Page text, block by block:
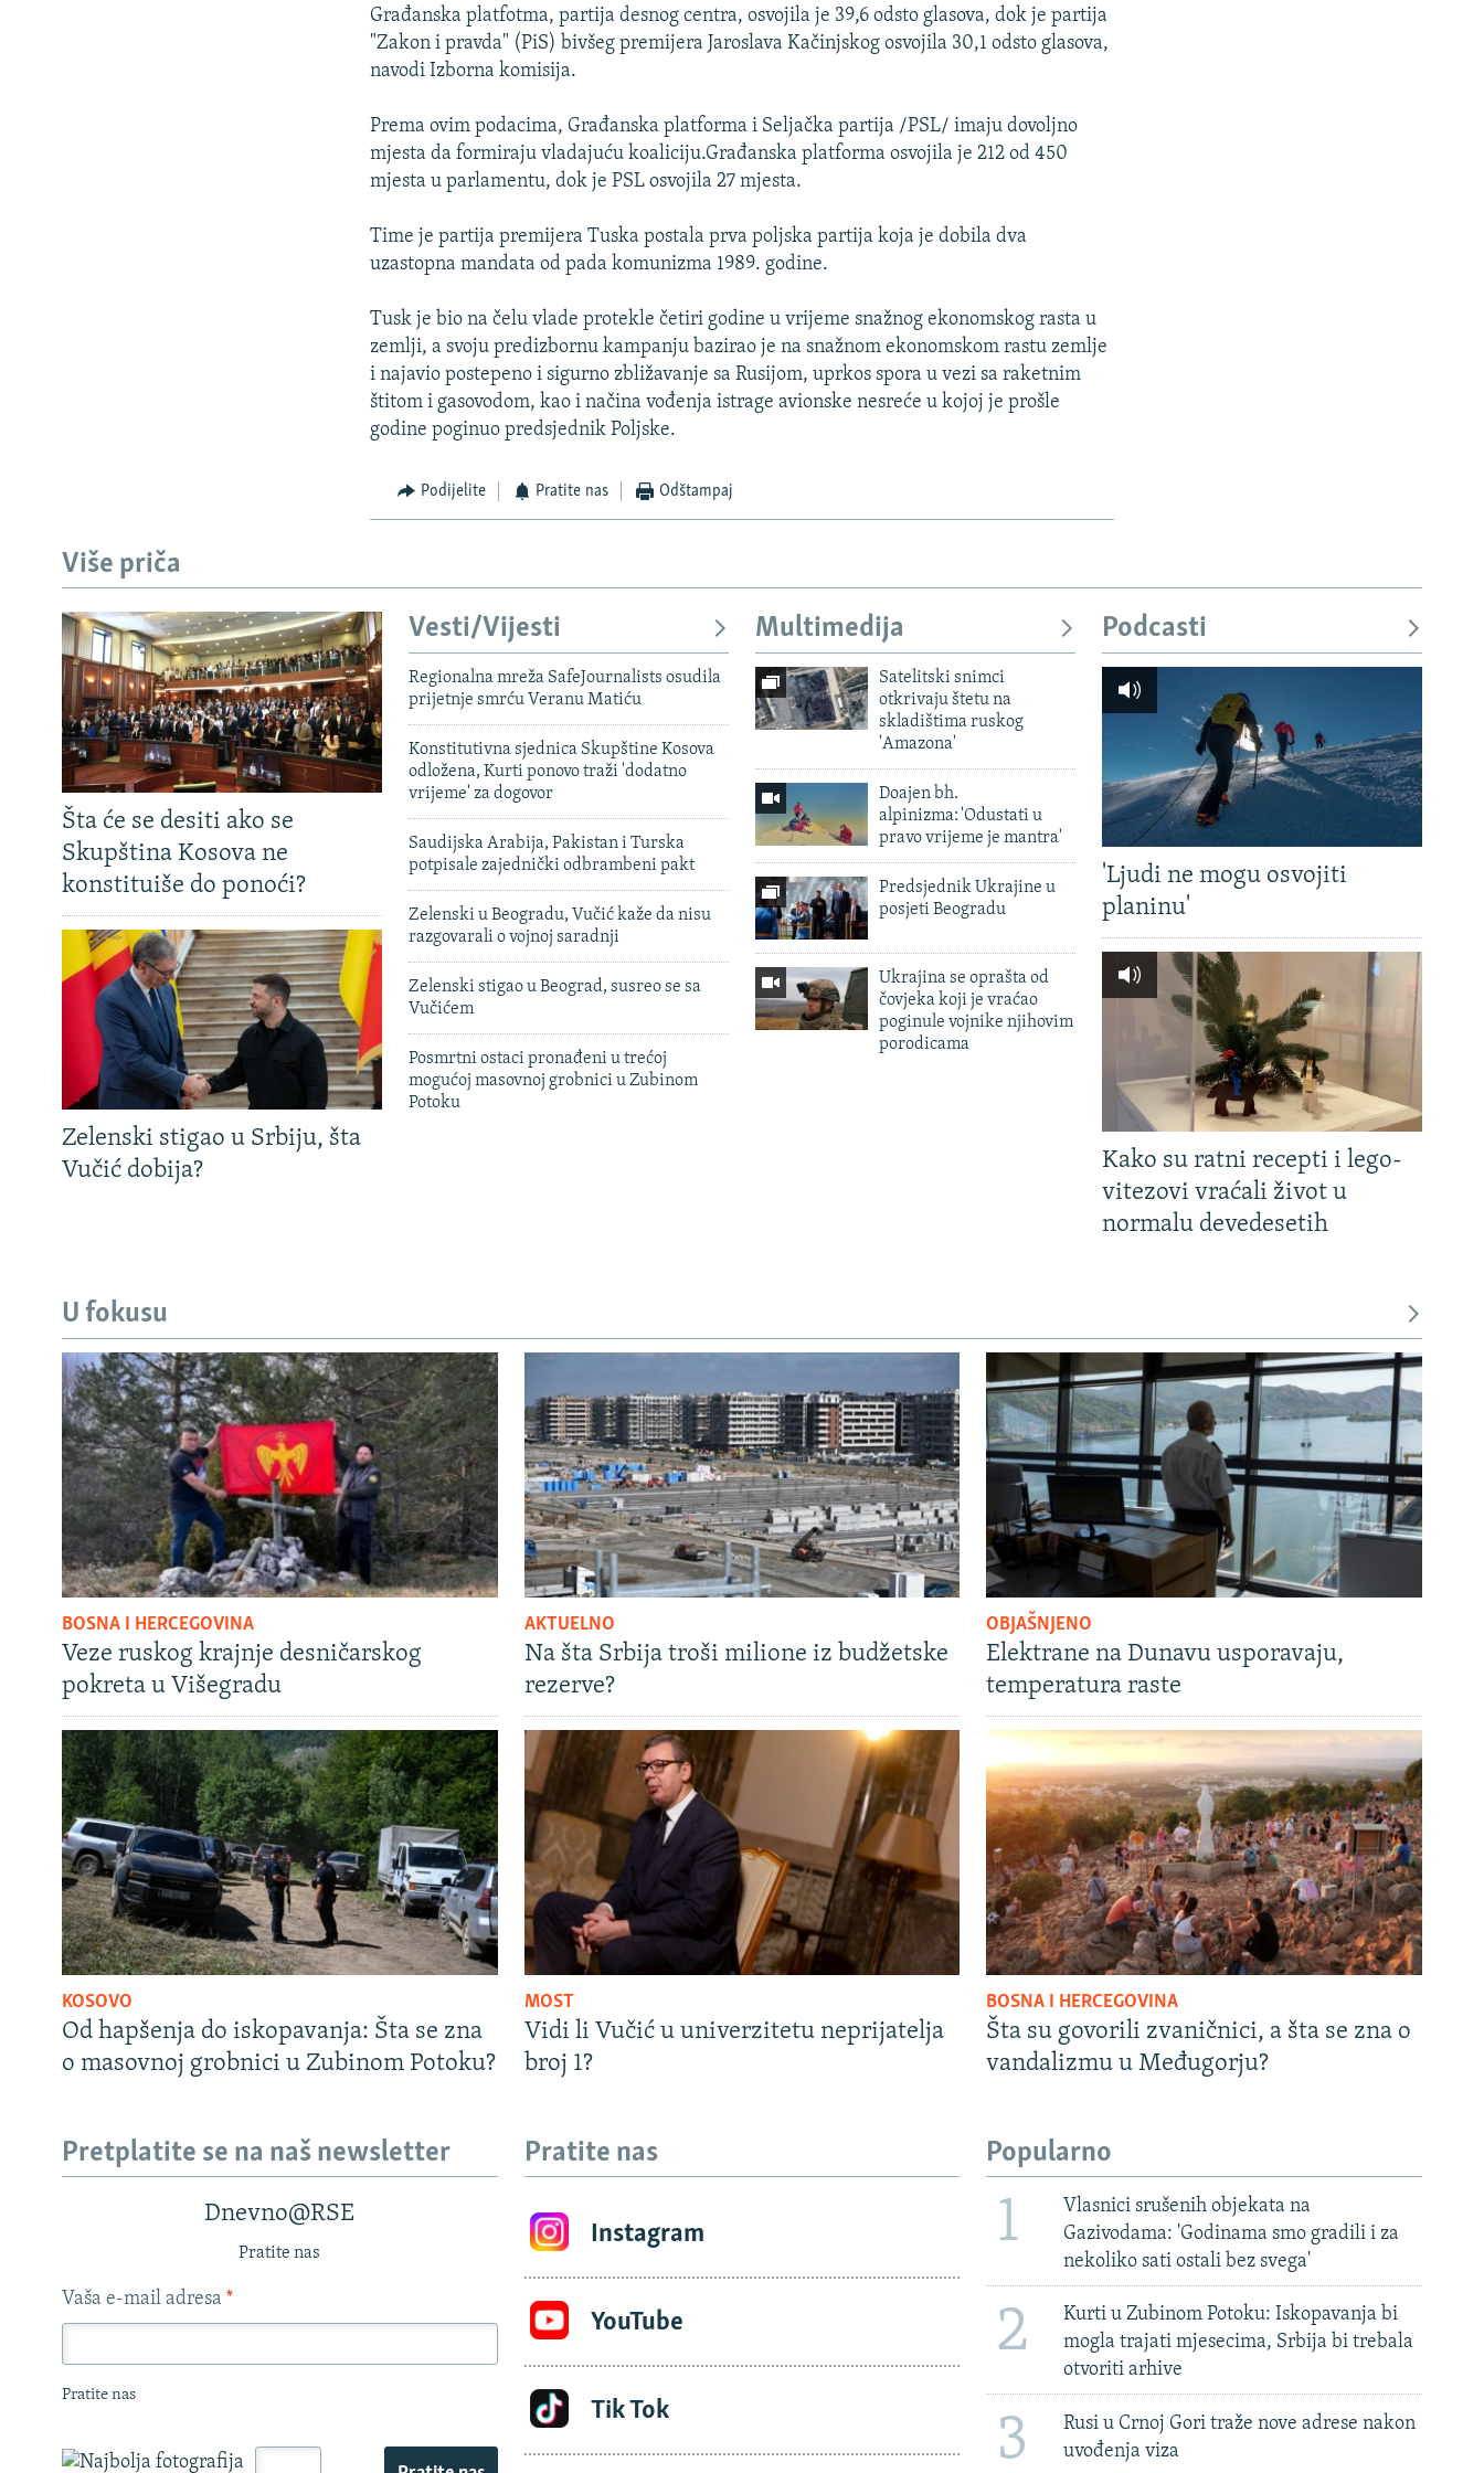
Građanska platfotma, partija desnog centra, osvojila je 39,6 odsto glasova, dok je partija
"Zakon i pravda" (PiS) bivšeg premijera Jaroslava Kačinjskog osvojila 30,1 odsto glasova,
navodi Izborna komisija.
Prema ovim podacima, Građanska platforma i Seljačka partija /PSL/ imaju dovoljno
mjesta da formiraju vladajuću koaliciju.Građanska platforma osvojila je 212 od 450
mjesta u parlamentu, dok je PSL osvojila 27 mjesta.
Time je partija premijera Tuska postala prva poljska partija koja je dobila dva
uzastopna mandata od pada komunizma 1989. godine.
Tusk je bio na čelu vlade protekle četiri godine u vrijeme snažnog ekonomskog rasta u
zemlji, a svoju predizbornu kampanju bazirao je na snažnom ekonomskom rastu zemlje
i najavio postepeno i sigurno zbližavanje sa Rusijom, uprkos spora u vezi sa raketnim
štitom i gasovodom, kao i načina vođenja istrage avionske nesreće u kojoj je prošle
godine poginuo predsjednik Poljske.
Podijelite Pratite nas Odštampaj
Više priča
Šta će se desiti ako se
Skupština Kosova ne
konstituiše do ponoći?
Zelenski stigao u Srbiju, šta
Vučić dobija?
Vesti/Vijesti
Regionalna mreža SafeJournalists osudila
prijetnje smrću Veranu Matiću
Konstitutivna sjednica Skupštine Kosova
odložena, Kurti ponovo traži 'dodatno
vrijeme' za dogovor
Saudijska Arabija, Pakistan i Turska
potpisale zajednički odbrambeni pakt
Zelenski u Beogradu, Vučić kaže da nisu
razgovarali o vojnoj saradnji
Zelenski stigao u Beograd, susreo se sa
Vučićem
Posmrtni ostaci pronađeni u trećoj
mogućoj masovnoj grobnici u Zubinom
Potoku
Multimedija
Satelitski snimci
otkrivaju štetu na
skladištima ruskog
'Amazona'
Doajen bh.
alpinizma: 'Odustati u
pravo vrijeme je mantra'
Predsjednik Ukrajine u
posjeti Beogradu
Ukrajina se oprašta od
čovjeka koji je vraćao
poginule vojnike njihovim
porodicama
Podcasti
'Ljudi ne mogu osvojiti
planinu'
Kako su ratni recepti i lego-
vitezovi vraćali život u
normalu devedesetih
U fokusu
BOSNA I HERCEGOVINA
Veze ruskog krajnje desničarskog
pokreta u Višegradu
AKTUELNO
Na šta Srbija troši milione iz budžetske
rezerve?
OBJAŠNJENO
Elektrane na Dunavu usporavaju,
temperatura raste
KOSOVO
Od hapšenja do iskopavanja: Šta se zna
o masovnoj grobnici u Zubinom Potoku?
MOST
Vidi li Vučić u univerzitetu neprijatelja
broj 1?
BOSNA I HERCEGOVINA
Šta su govorili zvaničnici, a šta se zna o
vandalizmu u Međugorju?
Pretplatite se na naš newsletter
Dnevno@RSE
Pratite nas
Vaša e-mail adresa *
Pratite nas
Pratite nas
Instagram
YouTube
Tik Tok
Popularno
1
Vlasnici srušenih objekata na
Gazivodama: 'Godinama smo gradili i za
nekoliko sati ostali bez svega'
2
Kurti u Zubinom Potoku: Iskopavanja bi
mogla trajati mjesecima, Srbija bi trebala
otvoriti arhive
3
Rusi u Crnoj Gori traže nove adrese nakon
uvođenja viza